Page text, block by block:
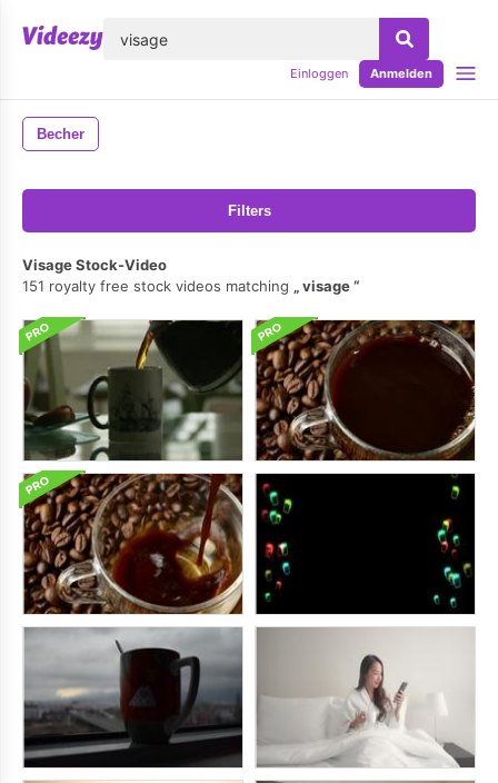
Einloggen Anmelden
Becher
Filters
Visage Stock-Video
151 royalty free stock videos matching
visage